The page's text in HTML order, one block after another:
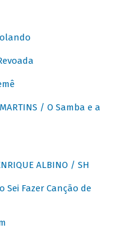
MARTINS / O Samba e a
ALBINO / SH
Sei Fazer Canção de